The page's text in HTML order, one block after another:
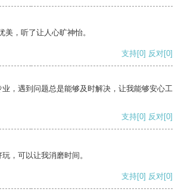
美，听了让人心旷神怡。
支持[0] 反对[0]
，遇到问题总是能够及时解决，让我能够安心工
支持[0] 反对[0]
，可以让我消磨时间。
支持[0] 反对[0]